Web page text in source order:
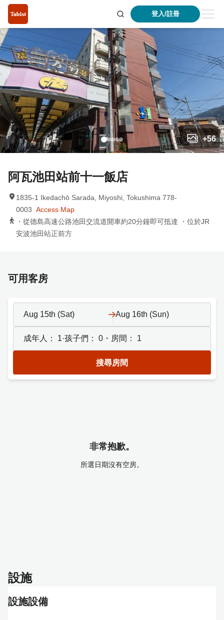
登入/註冊
+56
阿瓦池田站前十一飯店
1835-1 Ikedachō Sarada, Miyoshi, Tokushima 778-
0003 Access Map
・從德島高速公路池田交流道開車約20分鐘即可抵達 ・位於JR
安波池田站正前方
可用客房
Aug 15th (Sat) Aug 16th (Sun)
成年人： 1·孩子們： 0 ・房間： 1
搜尋房間
非常抱歉。
所選日期沒有空房。
設施
設施設備